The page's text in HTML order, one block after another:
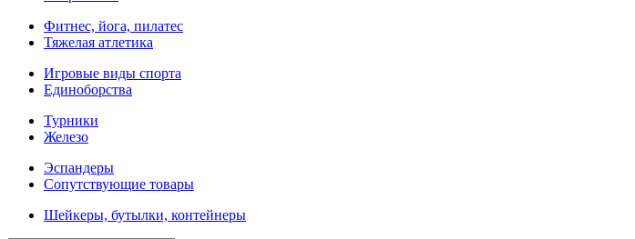
Фитнес, йога, пилатес
Тяжелая атлетика
Игровые виды спорта
Единоборства
Турники
Железо
Эспандеры
Сопутствующие товары
Шейкеры, бутылки, контейнеры